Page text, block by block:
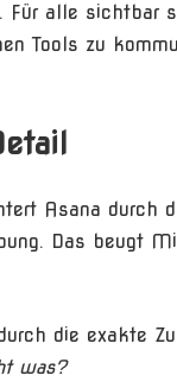
Für alle sichtbar
Tools zu
Asana durch
Das beugt
die exakte
was?